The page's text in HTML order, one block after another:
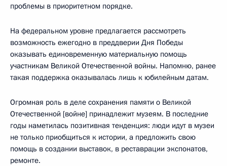
проблемы в приоритетном порядке.
На федеральном уровне предлагается рассмотреть
возможность ежегодно в преддверии Дня Победы
оказывать единовременную материальную помощь
участникам Великой Отечественной войны. Напомню, ранее
такая поддержка оказывалась лишь к юбилейным датам.
Огромная роль в деле сохранения памяти о Великой
Отечественной [войне] принадлежит музеям. В последние
годы наметилась позитивная тенденция: люди идут в музеи
не только приобщиться к истории, а предложить свою
помощь в создании выставок, в реставрации экспонатов,
ремонте.